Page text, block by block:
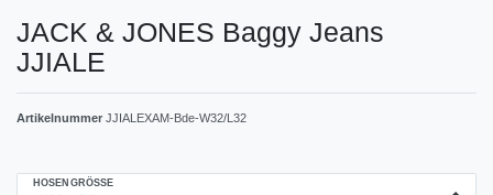
JACK & JONES Baggy Jeans
JJIALE
Artikelnummer JJIALEXAM-Bde-W32/L32
HOSENGRÖSSE